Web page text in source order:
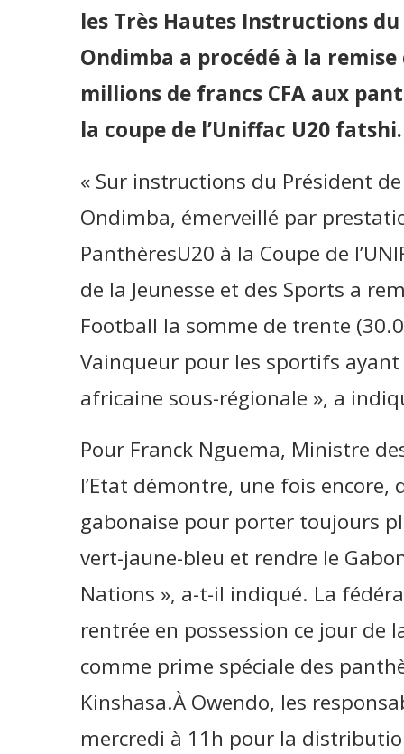
les Très Hautes Instructions du
Ondimba a procédé à la
millions de francs CFA aux
la coupe de l’Uniffac U20 fatshi.
« Sur instructions du Président
Ondimba, émerveillé par
PanthèresU20 à la Coupe de
de la Jeunesse et des Sports a
Football la somme de trente
Vainqueur pour les sportifs
africaine sous-régionale », a
Pour Franck Nguema, Ministre
l’Etat démontre, une fois encore,
gabonaise pour porter toujours
vert-jaune-bleu et rendre le
Nations », a-t-il indiqué. La
rentrée en possession ce jour de
comme prime spéciale des
Kinshasa.À Owendo, les
mercredi à 11h pour la